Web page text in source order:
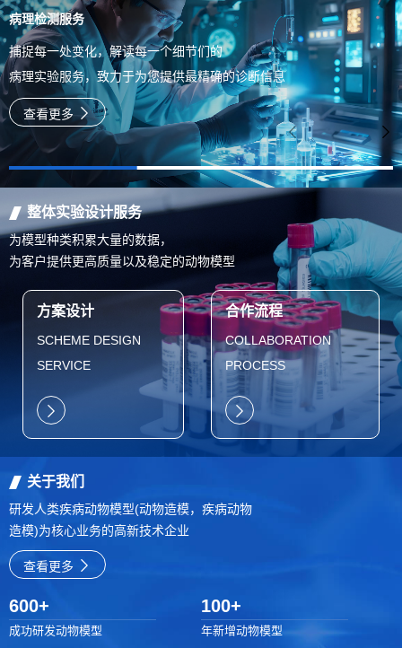
病理检测服务
捕捉每一处变化，解读每一个细节们的
病理实验服务，致力于为您提供最精确的诊断信息
查看更多
整体实验设计服务
为模型种类积累大量的数据，
为客户提供更高质量以及稳定的动物模型
方案设计
SCHEME DESIGN
SERVICE
合作流程
COLLABORATION
PROCESS
关于我们
研发人类疾病动物模型(动物造模，疾病动物
造模)为核心业务的高新技术企业
查看更多
600+
成功研发动物模型
100+
年新增动物模型